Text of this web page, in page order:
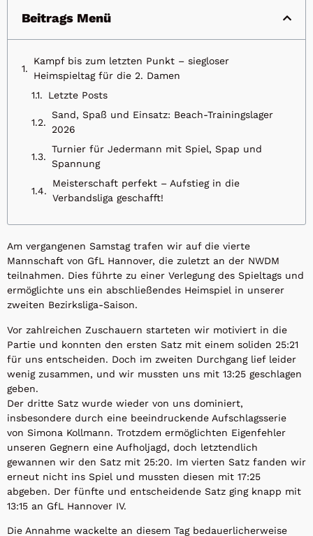
Beitrags Menü
Kampf bis zum letzten Punkt – siegloser
Heimspieltag für die 2. Damen
Letzte Posts
Sand, Spaß und Einsatz: Beach-Trainingslager
2026
Turnier für Jedermann mit Spiel, Spap und
Spannung
Meisterschaft perfekt – Aufstieg in die
Verbandsliga geschafft!
Am vergangenen Samstag trafen wir auf die vierte
Mannschaft von GfL Hannover, die zuletzt an der NWDM
teilnahmen. Dies führte zu einer Verlegung des Spieltags und
ermöglichte uns ein abschließendes Heimspiel in unserer
zweiten Bezirksliga-Saison.
Vor zahlreichen Zuschauern starteten wir motiviert in die
Partie und konnten den ersten Satz mit einem soliden 25:21
für uns entscheiden. Doch im zweiten Durchgang lief leider
wenig zusammen, und wir mussten uns mit 13:25 geschlagen
geben.
Der dritte Satz wurde wieder von uns dominiert,
insbesondere durch eine beeindruckende Aufschlagsserie
von Simona Kollmann. Trotzdem ermöglichten Eigenfehler
unseren Gegnern eine Aufholjagd, doch letztendlich
gewannen wir den Satz mit 25:20. Im vierten Satz fanden wir
erneut nicht ins Spiel und mussten diesen mit 17:25
abgeben. Der fünfte und entscheidende Satz ging knapp mit
13:15 an GfL Hannover IV.
Die Annahme wackelte an diesem Tag bedauerlicherweise